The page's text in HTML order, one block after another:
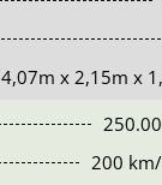
4,07m x 2,15m x
200